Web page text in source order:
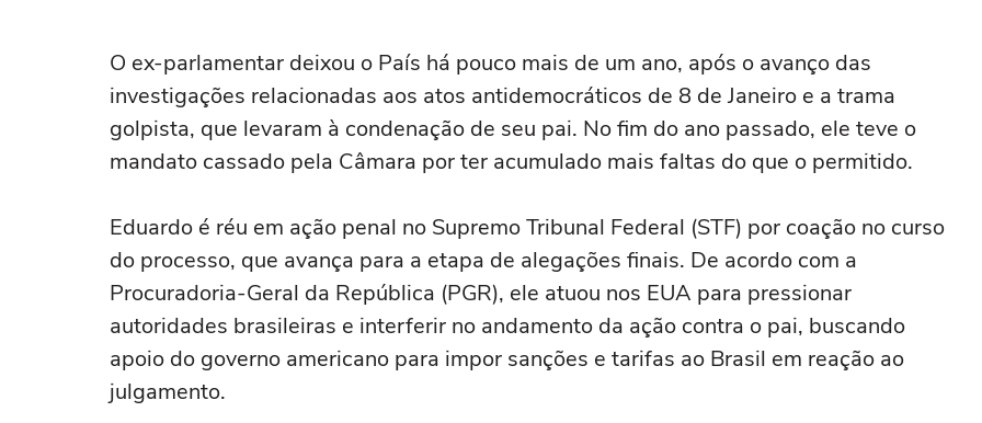
O ex-parlamentar deixou o País há pouco mais de um ano, após o avanço das
investigações relacionadas aos atos antidemocráticos de 8 de Janeiro e a trama
golpista, que levaram à condenação de seu pai. No fim do ano passado, ele teve o
mandato cassado pela Câmara por ter acumulado mais faltas do que o permitido.
Eduardo é réu em ação penal no Supremo Tribunal Federal (STF) por coação no curso
do processo, que avança para a etapa de alegações finais. De acordo com a
Procuradoria-Geral da República (PGR), ele atuou nos EUA para pressionar
autoridades brasileiras e interferir no andamento da ação contra o pai, buscando
apoio do governo americano para impor sanções e tarifas ao Brasil em reação ao
julgamento.